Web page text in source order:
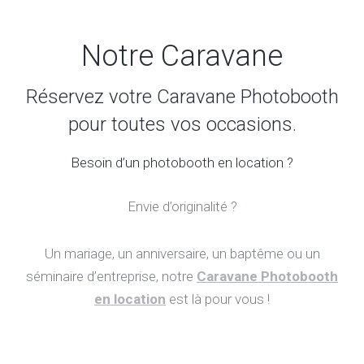
Notre Caravane
Réservez votre Caravane Photobooth
pour toutes vos occasions.
Besoin d’un photobooth en location ?
Envie d’originalité ?
Un mariage, un anniversaire, un baptême ou un
séminaire d’entreprise, notre Caravane Photobooth
en location est là pour vous !